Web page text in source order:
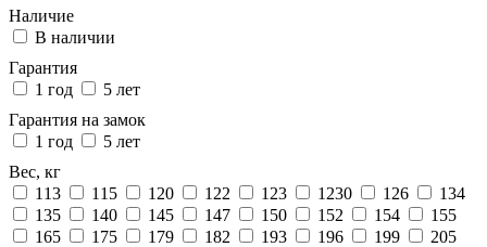
Наличие
В наличии
Гарантия
1 год
5 лет
Гарантия на замок
1 год
5 лет
Вес, кг
113
115 120 122 123 1230 126
134
135
140 145 147 150 152 154
155
165
175 179 182 193 196 199
205